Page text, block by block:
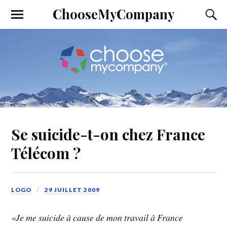
ChooseMyCompany
Se suicide-t-on chez France
Télécom ?
LOGO 29 JUILLET 2009
«Je me suicide à cause de mon travail à France